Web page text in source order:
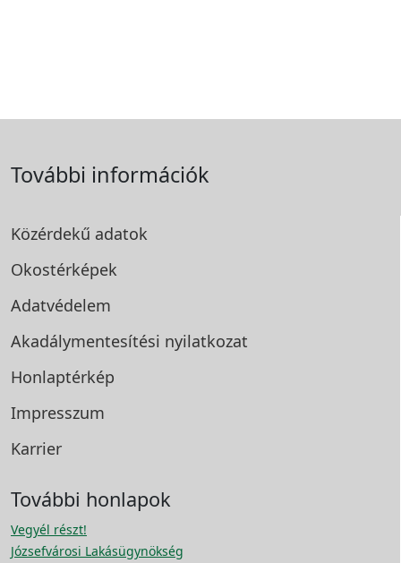
További információk
Közérdekű adatok
Okostérképek
Adatvédelem
Akadálymentesítési nyilatkozat
Honlaptérkép
Impresszum
Karrier
További honlapok
Vegyél részt!
Józsefvárosi Lakásügynökség